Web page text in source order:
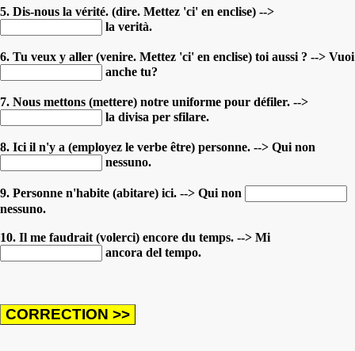
5. Dis-nous la vérité. (dire. Mettez 'ci' en enclise) -->
la verità.
6. Tu veux y aller (venire. Mettez 'ci' en enclise) toi aussi ? --> Vuoi
anche tu?
7. Nous mettons (mettere) notre uniforme pour défiler. -->
la divisa per sfilare.
8. Ici il n'y a (employez le verbe être) personne. --> Qui non
nessuno.
9. Personne n'habite (abitare) ici. --> Qui non
nessuno.
10. Il me faudrait (volerci) encore du temps. --> Mi
ancora del tempo.